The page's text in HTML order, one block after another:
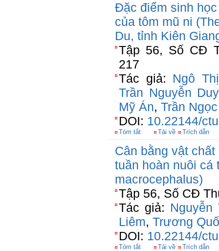
Đặc điểm sinh
của tôm mũ ni
Du, tỉnh Kiên
Tập 56, Số CĐ
217
Tác giả: Ngô
Trần Nguyễn
Mỹ Án, Trần
DOI: 10.22144/
Tóm tắt Tải về Trích dẫn
Cân bằng vật
tuần hoàn nuôi cá
macrocephalus)
Tập 56, Số CĐ
Tác giả: Nguyễn
Liêm, Trương
DOI: 10.22144/
Tóm tắt Tải về Trích dẫn